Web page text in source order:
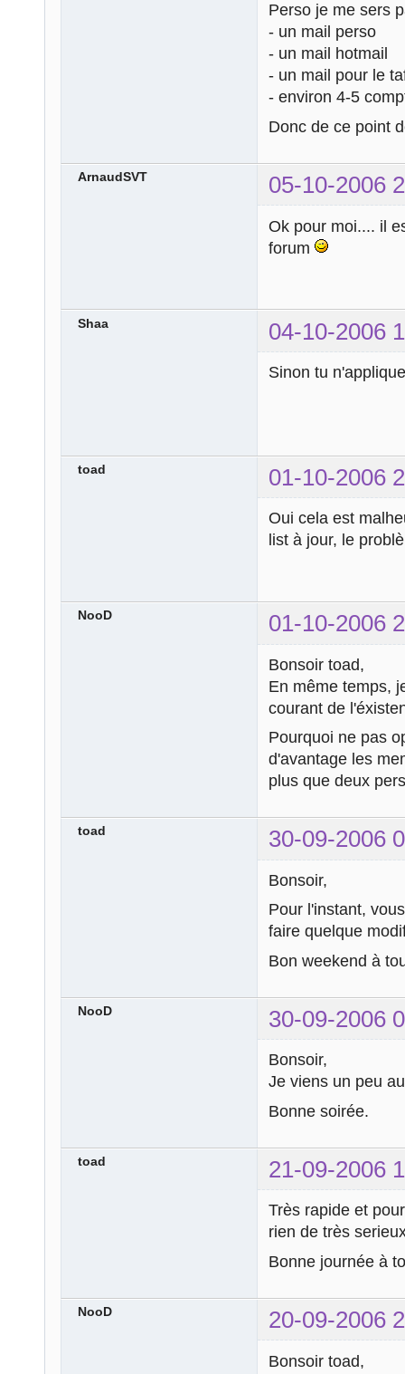
Perso je me sers
- un mail perso
- un mail hotmail
- un mail pour le
- environ 4-5
Donc de ce point
ArnaudSVT 05-10-2006
Ok pour moi.... il
forum
Shaa 04-10-2006
Sinon tu
toad 01-10-2006
Oui cela est
list à jour, le
NooD 01-10-2006
Bonsoir toad,
En même temps,
courant de
Pourquoi ne pas
d'avantage les
plus que deux
toad 30-09-2006
Bonsoir,
Pour l'instant,
faire quelque
Bon weekend à
NooD 30-09-2006
Bonsoir,
Je viens un peu
Bonne soirée.
toad 21-09-2006
Très rapide et
rien de très
Bonne journée à
NooD 20-09-2006
Bonsoir toad,